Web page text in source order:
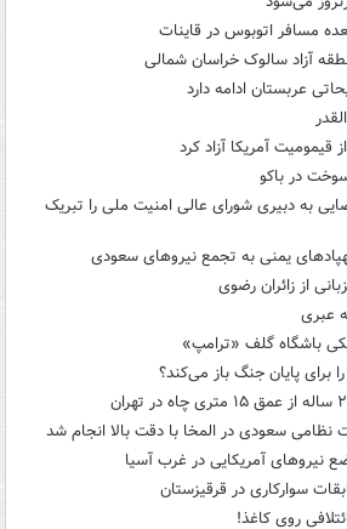
آزاد سالوک خراسان شمالی
عربستان ادامه دارد
قیمومیت آمریکا آزاد کرد
در باکو
به دبیری شورای عالی امنیت ملی را تبریک
یمنی به تجمع نیروهای سعودی
از زائران رضوی
عبری
باشگاه گلف «ترامپ»
برای پایان جنگ باز می‌کند؟
سعودی در المخا با دقت بالا انجام شد
نیروهای آمریکایی در غرب آسیا
سوارکاری در قرقیزستان
روی کاغذ!